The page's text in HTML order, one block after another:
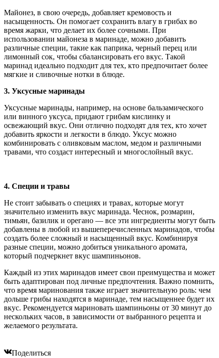
Майонез, в свою очередь, добавляет кремовость и
насыщенность. Он помогает сохранить влагу в грибах во
время жарки, что делает их более сочными. При
использовании майонеза в маринаде, можно добавить
различные специи, такие как паприка, черный перец или
лимонный сок, чтобы сбалансировать его вкус. Такой
маринад идеально подходит для тех, кто предпочитает более
мягкие и сливочные нотки в блюде.
3. Уксусные маринады
Уксусные маринады, например, на основе бальзамического
или винного уксуса, придают грибам кислинку и
освежающий вкус. Они отлично подходят для тех, кто хочет
добавить яркости и легкости в блюдо. Уксус можно
комбинировать с оливковым маслом, медом и различными
травами, что создаст интересный и многослойный вкус.
4. Специи и травы
Не стоит забывать о специях и травах, которые могут
значительно изменить вкус маринада. Чеснок, розмарин,
тимьян, базилик и орегано — все эти ингредиенты могут быть
добавлены в любой из вышеперечисленных маринадов, чтобы
создать более сложный и насыщенный вкус. Комбинируя
разные специи, можно добиться уникального аромата,
который подчеркнет вкус шампиньонов.
Каждый из этих маринадов имеет свои преимущества и может
быть адаптирован под личные предпочтения. Важно помнить,
что время маринования также играет значительную роль: чем
дольше грибы находятся в маринаде, тем насыщеннее будет их
вкус. Рекомендуется мариновать шампиньоны от 30 минут до
нескольких часов, в зависимости от выбранного рецепта и
желаемого результата.
Поделиться